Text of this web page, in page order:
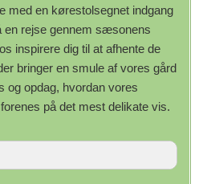
med en kørestolsegnet indgang
en rejse gennem sæsonens
inspirere dig til at afhente de
bringer en smule af vores gård
og opdag, hvordan vores
på det mest delikate vis.